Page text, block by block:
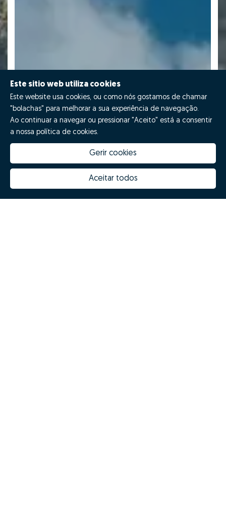
Este sitio web utiliza cookies
Este website usa cookies, ou como nós gostamos de chamar
"bolachas" para melhorar a sua experiência de navegação.
Ao continuar a navegar ou pressionar "Aceito" está a consentir
a nossa política de cookies.
Gerir cookies
Aceitar todos